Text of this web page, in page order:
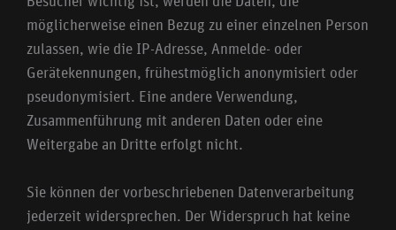
möglicherweise einen Bezug zu einer einzelnen Person
zulassen, wie die IP-Adresse, Anmelde- oder
Gerätekennungen, frühestmöglich anonymisiert oder
pseudonymisiert. Eine andere Verwendung,
Zusammenführung mit anderen Daten oder eine
Weitergabe an Dritte erfolgt nicht.
Sie können der vorbeschriebenen Datenverarbeitung
jederzeit widersprechen. Der Widerspruch hat keine